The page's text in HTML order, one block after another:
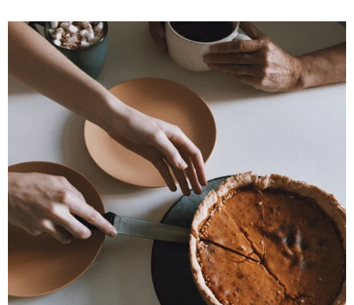
cuillère à soupe de piment en poudre...